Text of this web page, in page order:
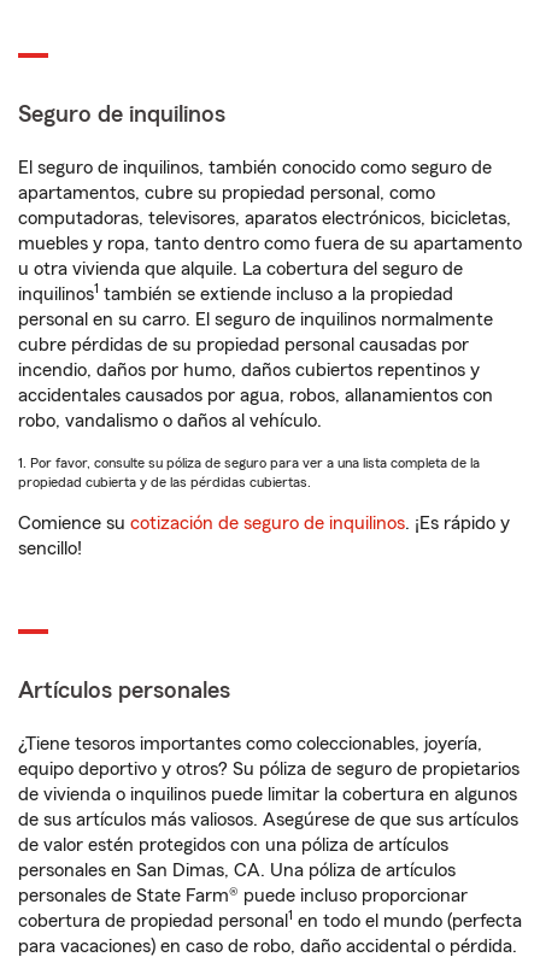
Seguro de inquilinos
El seguro de inquilinos, también conocido como seguro de
apartamentos, cubre su propiedad personal, como
computadoras, televisores, aparatos electrónicos, bicicletas,
muebles y ropa, tanto dentro como fuera de su apartamento
u otra vivienda que alquile. La cobertura del seguro de
inquilinos1 también se extiende incluso a la propiedad
personal en su carro. El seguro de inquilinos normalmente
cubre pérdidas de su propiedad personal causadas por
incendio, daños por humo, daños cubiertos repentinos y
accidentales causados por agua, robos, allanamientos con
robo, vandalismo o daños al vehículo.
1. Por favor, consulte su póliza de seguro para ver a una lista completa de la
propiedad cubierta y de las pérdidas cubiertas.
Comience su cotización de seguro de inquilinos. ¡Es rápido y
sencillo!
Artículos personales
¿Tiene tesoros importantes como coleccionables, joyería,
equipo deportivo y otros? Su póliza de seguro de propietarios
de vivienda o inquilinos puede limitar la cobertura en algunos
de sus artículos más valiosos. Asegúrese de que sus artículos
de valor estén protegidos con una póliza de artículos
personales en San Dimas, CA. Una póliza de artículos
personales de State Farm® puede incluso proporcionar
cobertura de propiedad personal 1 en todo el mundo (perfecta
para vacaciones) en caso de robo, daño accidental o pérdida.